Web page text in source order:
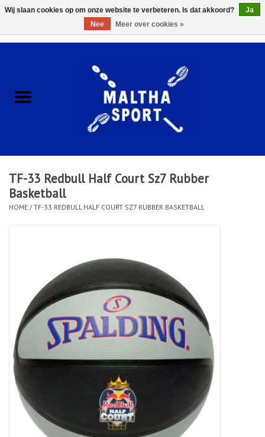
ACCESSOIRES/HARDWARE
KLEDING
CLUBSHOPS
Diensten
Merken
TF-33 Redbull Half Court Sz7 Rubber
Basketball
HOME /TF-33 REDBULL HALF COURT SZ7 RUBBER BASKETBALL
Wij slaan cookies op om onze website te verbeteren. Is dat akkoord?
Ja
Nee
Meer over cookies »